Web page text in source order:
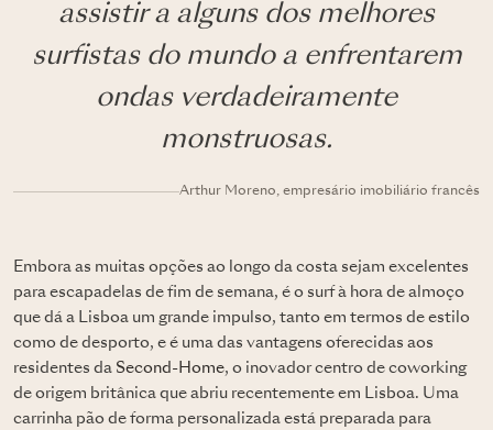
assistir a alguns dos melhores
surfistas do mundo a enfrentarem
ondas verdadeiramente
monstruosas.
Arthur Moreno, empresário imobiliário francês
Embora as muitas opções ao longo da costa sejam excelentes
para escapadelas de fim de semana, é o surf à hora de almoço
que dá a Lisboa um grande impulso, tanto em termos de estilo
como de desporto, e é uma das vantagens oferecidas aos
residentes da Second-Home, o inovador centro de coworking
de origem britânica que abriu recentemente em Lisboa. Uma
carrinha pão de forma personalizada está preparada para